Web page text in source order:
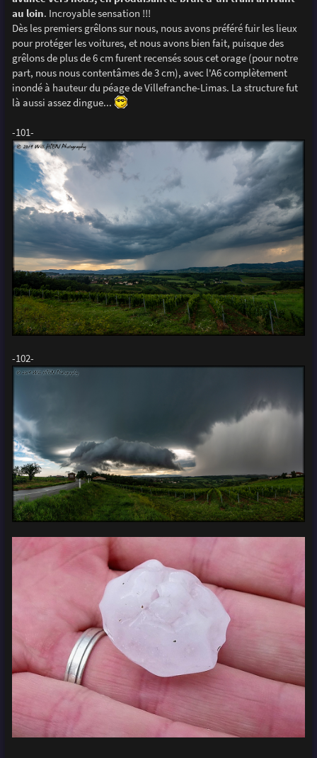
au loin. Incroyable sensation !!!
Dès les premiers grêlons sur nous, nous avons préféré fuir les lieux
pour protéger les voitures, et nous avons bien fait, puisque des
grêlons de plus de 6 cm furent recensés sous cet orage (pour notre
part, nous nous contentâmes de 3 cm), avec l'A6 complètement
inondé à hauteur du péage de Villefranche-Limas. La structure fut
là aussi assez dingue...
-101-
-102-